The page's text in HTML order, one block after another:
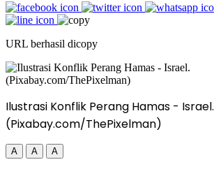
URL berhasil dicopy
Ilustrasi Konflik Perang Hamas - Israel.
(Pixabay.com/ThePixelman)
A A A